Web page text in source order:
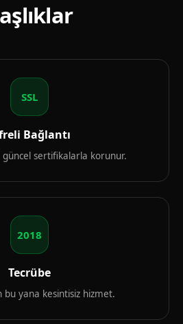
SSL
Bağlantı
sertifikalarla korunur.
2018
Tecrübe
bu yana kesintisiz hizmet.